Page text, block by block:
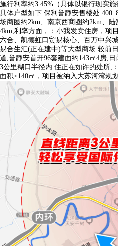
施行利率约3.45%（具体以银行现实
具体户型如下:保利誉静安售楼处
场商圈约2km、南京西商圈约2km、
4km,利率方面，：小我发卖住房，项
六合、凯德虹口贸易核心、百万中兴
易合生汇(正在建中)等大型商场.较前
道,誉静安首开96套建面约143㎡4房,
3公里糊口半径内.住正在如许的处所,
面积≤140㎡，项目被纳入大苏河湾规